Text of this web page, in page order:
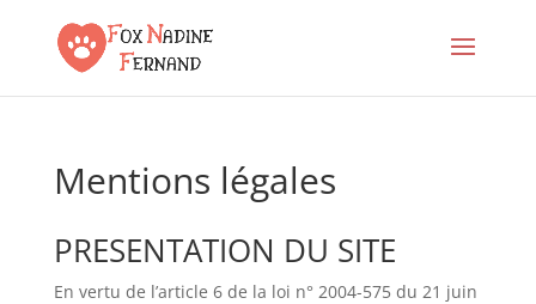
Mentions légales
PRESENTATION DU SITE
En vertu de l’article 6 de la loi n° 2004-575 du 21 juin